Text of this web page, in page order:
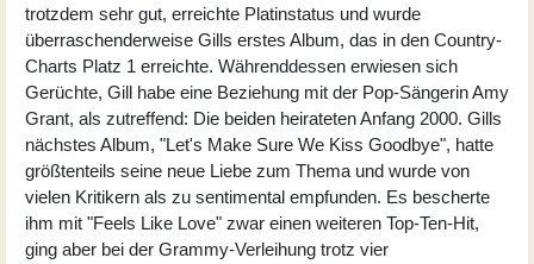
trotzdem sehr gut, erreichte Platinstatus und wurde
überraschenderweise Gills erstes Album, das in den Country-
Charts Platz 1 erreichte. Währenddessen erwiesen sich
Gerüchte, Gill habe eine Beziehung mit der Pop-Sängerin Amy
Grant, als zutreffend: Die beiden heirateten Anfang 2000. Gills
nächstes Album, "Let's Make Sure We Kiss Goodbye", hatte
größtenteils seine neue Liebe zum Thema und wurde von
vielen Kritikern als zu sentimental empfunden. Es bescherte
ihm mit "Feels Like Love" zwar einen weiteren Top-Ten-Hit,
ging aber bei der Grammy-Verleihung trotz vier